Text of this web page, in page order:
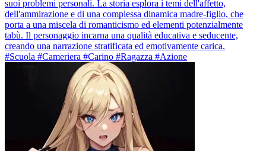
suoi problemi personali. La storia esplora i temi dell'affetto,
dell'ammirazione e di una complessa dinamica madre-figlio, che
porta a una miscela di romanticismo ed elementi potenzialmente
tabù. Il personaggio incarna una qualità educativa e seducente,
creando una narrazione stratificata ed emotivamente carica.
#Scuola #Cameriera #Carino #Ragazza #Azione